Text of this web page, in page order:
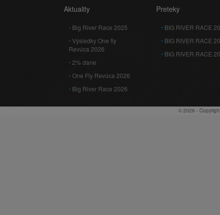
Aktuality
Big River Race 2025
Výsledky One fly
Revúca 2026
2% dane
One Fly Revúca 2026
Big River Race 2026
Preteky
BIG RIVER RACE
BIG RIVER RACE
BIG RIVER RACE
© 2026 -